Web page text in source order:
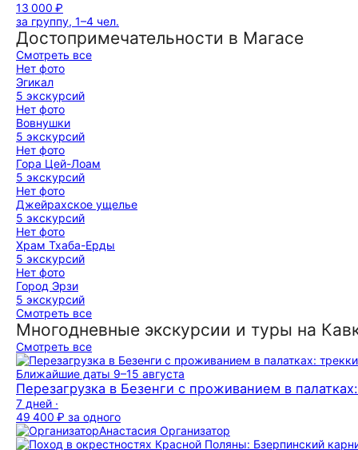
13 000 ₽
за группу, 1–4 чел.
Достопримечательности в Магасе
Смотреть все
Нет фото
Эгикал
5 экскурсий
Нет фото
Вовнушки
5 экскурсий
Нет фото
Гора Цей-Лоам
5 экскурсий
Нет фото
Джейрахское ущелье
5 экскурсий
Нет фото
Храм Тхаба-Ерды
5 экскурсий
Нет фото
Город Эрзи
5 экскурсий
Смотреть все
Многодневные экскурсии и туры на
Смотреть все
Ближайшие даты 9–15 августа
Перезагрузка в Безенги с проживанием в
7 дней ·
49 400 ₽ за одного
Анастасия Организатор